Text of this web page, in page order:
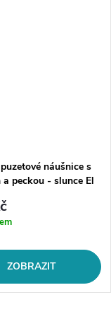
náušnice s
peckou - slunce El
ZOBRAZIT